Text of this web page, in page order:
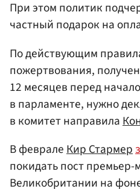
При этом политик
частный подарок на
По действующим
пожертвования,
12 месяцев перед
в парламенте, нужно
в комитет направила
В февралеКир Стармер
покидать пост премьер-
Великобритании на